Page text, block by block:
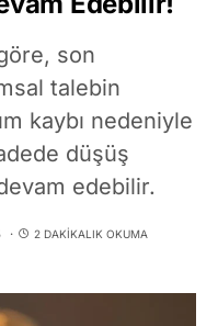
son
talebin
kaybı nedeniyle
düşüş
edebilir.
2 DAKIKALIK OKUMA